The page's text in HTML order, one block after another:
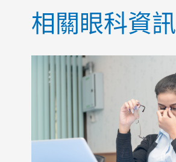
k
相關眼科資訊